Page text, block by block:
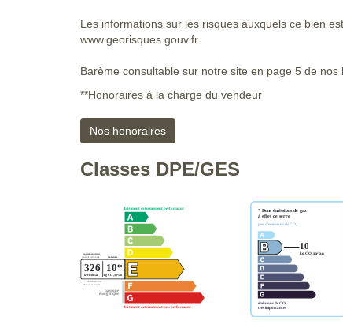
Les informations sur les risques auxquels ce bien
www.georisques.gouv.fr.
Barème consultable sur notre site en page 5 de nos
**Honoraires à la charge du vendeur
Nos honoraires
Classes DPE/GES